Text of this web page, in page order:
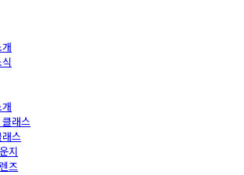
래스
스
지
즈